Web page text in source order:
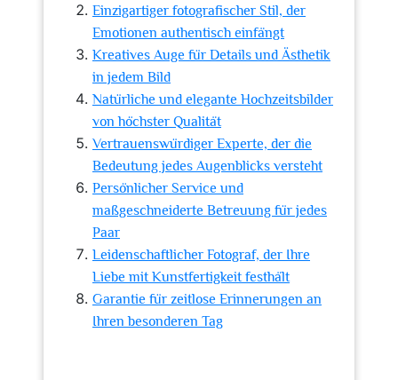
Einzigartiger fotografischer Stil, der
Emotionen authentisch einfängt
Kreatives Auge für Details und Ästhetik
in jedem Bild
Natürliche und elegante Hochzeitsbilder
von höchster Qualität
Vertrauenswürdiger Experte, der die
Bedeutung jedes Augenblicks versteht
Persönlicher Service und
maßgeschneiderte Betreuung für jedes
Paar
Leidenschaftlicher Fotograf, der Ihre
Liebe mit Kunstfertigkeit festhält
Garantie für zeitlose Erinnerungen an
Ihren besonderen Tag